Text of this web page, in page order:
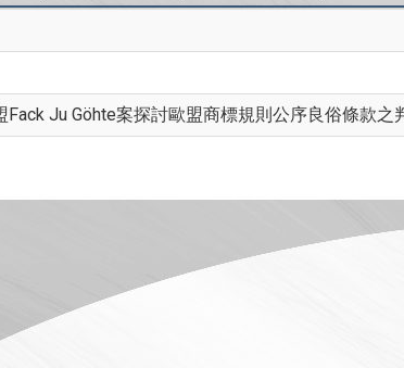
Fack Ju Göhte案探討歐盟商標規則公序良俗條款